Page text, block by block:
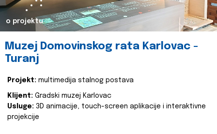
o projektu
Muzej Domovinskog rata Karlovac -
Turanj
Projekt: multimedija stalnog postava
Klijent: Gradski muzej Karlovac
Usluge: 3D animacije, touch-screen aplikacije i interaktivne
projekcije